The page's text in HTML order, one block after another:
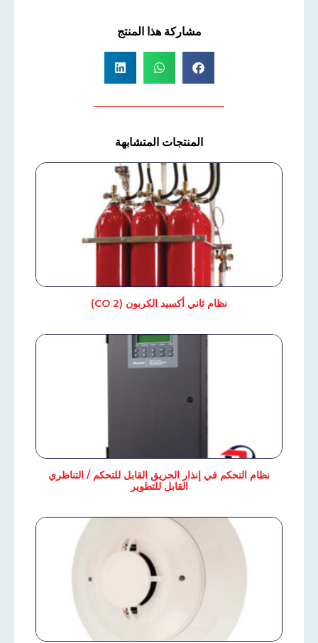
مشاركة هذا المنتج
المنتجات المتشابهة
نظام ثاني أكسيد الكربون (CO 2)
نظام التحكم في إنذار الحريق القابل للتحكم / التناظري
القابل للتطوير